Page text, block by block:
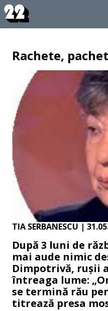
Rachete,
TIA SERBANESCU |
După 3 luni de
mai aude nimic
Dimpotrivă, rușii
întreaga lume:
se termină rău
titrează presa